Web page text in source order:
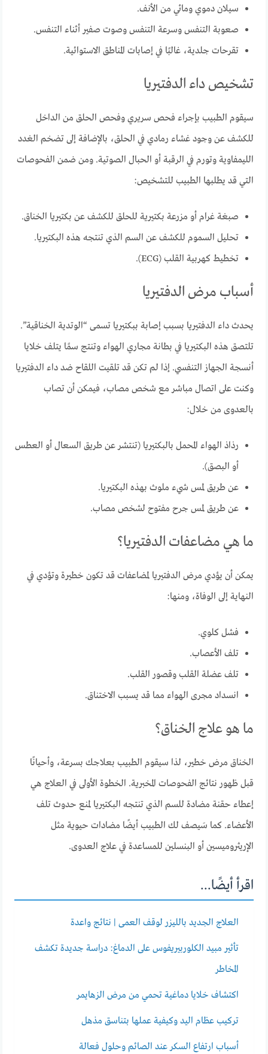
سيلان دموي ومائي من الأنف.
صعوبة التنفس وسرعة التنفس وصوت صفير أثناء التنفس.
تقرحات جلدية، غالبًا في إصابات المناطق الاستوائية.
تشخيص داء الدفتيريا
سيقوم الطبيب بإجراء فحص سريري وفحص الحلق من الداخل
للكشف عن وجود غشاء رمادي في الحلق، بالإضافة إلى تضخم الغدد
الليمفاوية وتورم في الرقبة أو الحبال الصوتية. ومن ضمن الفحوصات
التي قد يطلبها الطبيب للتشخيص:
صبغة غرام أو مزرعة بكتيرية للحلق للكشف عن بكتيريا الخناق.
تحليل السموم للكشف عن السم الذي تنتجه هذه البكتيريا.
تخطيط كهربية القلب (ECG).
أسباب مرض الدفتيريا
يحدث داء الدفتيريا بسبب إصابة ببكتيريا تسمى “الوتدية الخناقية”.
تلتصق هذه البكتيريا في بطانة مجاري الهواء وتنتج سمًا يتلف خلايا
أنسجة الجهاز التنفسي. إذا لم تكن قد تلقيت اللقاح ضد داء الدفتيريا
وكنت على اتصال مباشر مع شخص مصاب، فيمكن أن تصاب
بالعدوى من خلال:
رذاذ الهواء المحمل بالبكتيريا (تنتشر عن طريق السعال أو العطس
أو البصق).
عن طريق لمس شيء ملوث بهذه البكتيريا.
عن طريق لمس جرح مفتوح لشخص مصاب.
ما هي مضاعفات الدفتيريا؟
يمكن أن يؤدي مرض الدفتيريا لمضاعفات قد تكون خطيرة وتؤدي في
النهاية إلى الوفاة، ومنها:
فشل كلوي.
تلف الأعصاب.
تلف عضلة القلب وقصور القلب.
انسداد مجرى الهواء مما قد يسبب الاختناق.
ما هو علاج الخناق؟
الخناق مرض خطير، لذا سيقوم الطبيب بعلاجك بسرعة، وأحيانًا
قبل ظهور نتائج الفحوصات المخبرية. الخطوة الأولى في العلاج هي
إعطاء حقنة مضادة للسم الذي تنتجه البكتيريا لمنع حدوث تلف
الأعضاء. كما سَيصف لك الطبيب أيضًا مضادات حيوية مثل
الإريثروميسين أو البنسلين للمساعدة في علاج العدوى.
اقرأ أيضًا...
العلاج الجديد بالليزر لوقف العمى | نتائج واعدة
تأثير مبيد الكلوربيريفوس على الدماغ: دراسة جديدة تكشف
المخاطر
اكتشاف خلايا دماغية تحمي من مرض الزهايمر
تركيب عظام اليد وكيفية عملها بتناسق مذهل
أسباب ارتفاع السكر عند الصائم وحلول فعالة